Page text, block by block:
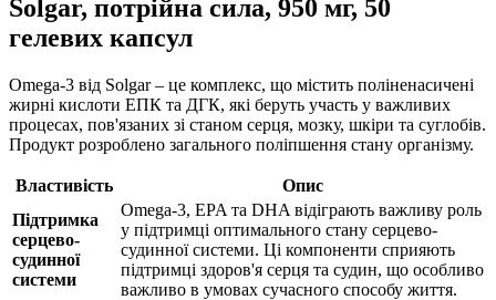
Solgar, потрійна сила, 950 мг, 50
гелевих капсул
Omega-3 від Solgar – це комплекс, що містить поліненасичені
жирні кислоти ЕПК та ДГК, які беруть участь у важливих
процесах, пов'язаних зі станом серця, мозку, шкіри та суглобів.
Продукт розроблено загального поліпшення стану організму.
Властивість
Опис
Підтримка
серцево-
судинної
системи
Omega-3, EPA та DHA відіграють важливу роль
у підтримці оптимального стану серцево-
судинної системи. Ці компоненти сприяють
підтримці здоров'я серця та судин, що особливо
важливо в умовах сучасного способу життя.